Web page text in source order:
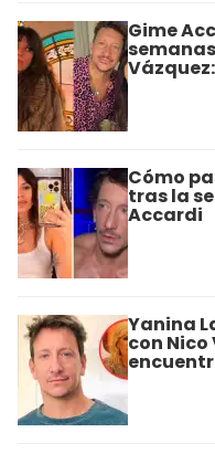
Gime
Cómo
tras la
Accardi
Yanina
con Nico